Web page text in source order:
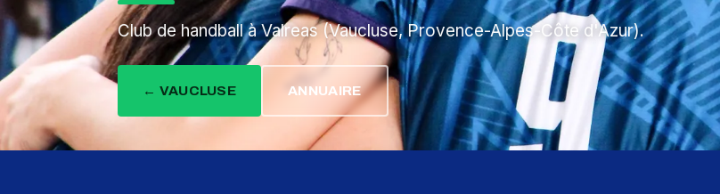
Club de handball à Valreas (Vaucluse, Provence-Alpes-Côte d'Azur).
← VAUCLUSE ANNUAIRE